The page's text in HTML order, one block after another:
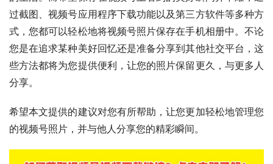
过截图、视频号应用程序下载功能以及第三方软件等多种方
式，您都可以轻松地将视频号照片保存在手机相册中。不论
您是在追求某种美好回忆还是准备分享到其他社交平台，这
些方法都将为您提供便利，让您的照片保留更久，与更多人
分享。
希望本文提供的建议对您有所帮助，让您更加轻松地管理您
的视频号照片，并与他人分享您的精彩瞬间。